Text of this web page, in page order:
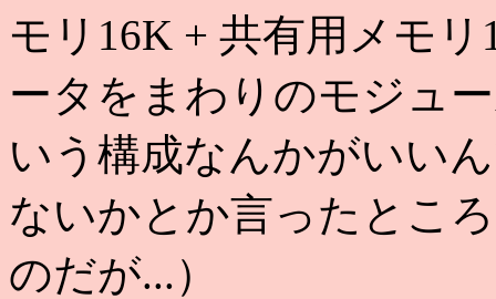
モリ16K + 共有用メモ
ータをまわりのモジュ
いう構成なんかがいい
ないかとか言ったとこ
のだが...）